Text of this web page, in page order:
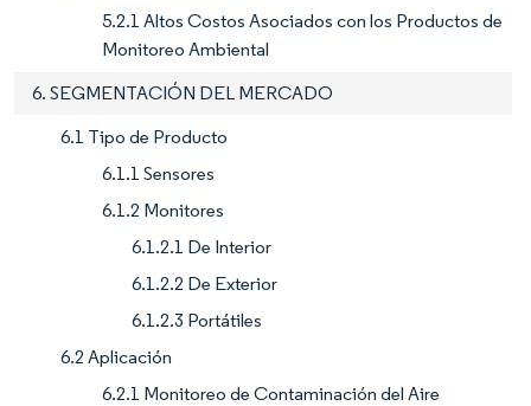
5.2.1 Altos Costos Asociados con los Productos de
Monitoreo Ambiental
6. SEGMENTACIÓN DEL MERCADO
6.1 Tipo de Producto
6.1.1 Sensores
6.1.2 Monitores
6.1.2.1 De Interior
6.1.2.2 De Exterior
6.1.2.3 Portátiles
6.2 Aplicación
6.2.1 Monitoreo de Contaminación del Aire